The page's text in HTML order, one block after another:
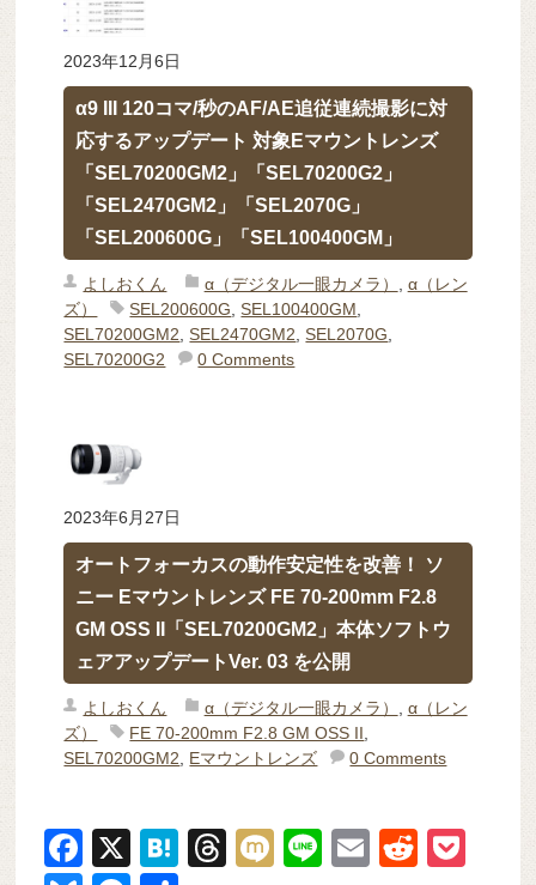
2023年12月6日
α9 III 120コマ/秒のAF/AE追従連続撮影に対
応するアップデート 対象Eマウントレンズ
「SEL70200GM2」「SEL70200G2」
「SEL2470GM2」「SEL2070G」
「SEL200600G」「SEL100400GM」
よしおくん α（デジタル一眼カメラ）
α（レン
ズ）
SEL200600G ,SEL100400GM
SEL70200GM2 ,SEL2470GM2 ,SEL2070G
SEL70200G2
0 Comments
2023年6月27日
オートフォーカスの動作安定性を改善！ ソ
ニー Eマウントレンズ FE 70-200mm F2.8
GM OSS II「SEL70200GM2」本体ソフトウ
ェアアップデートVer. 03 を公開
よしおくん α（デジタル一眼カメラ）
α（レン
ズ）
FE 70-200mm F2.8 GM OSS II
SEL70200GM2
Eマウントレンズ 0 Comments
F
X
H
T
M
Li
E
R